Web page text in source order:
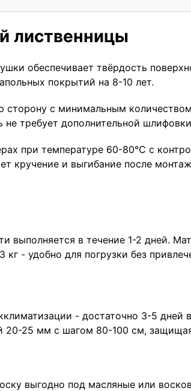
лиственницы
обеспечивает твёрдость
покрытий на 8-10 лет.
сторону с минимальным
не требует дополнительной
при температуре 60-80°C с
кручение и выгибание после
выполняется в течение 1-2 дней.
кг - удобно для погрузки без
- достаточно 3-5
20-25 мм с шагом 80-100 см,
выгодно под масляные или